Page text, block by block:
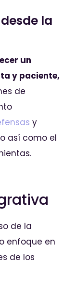
la
un
y paciente,
de
y
así como el
de la
enfoque en
de los